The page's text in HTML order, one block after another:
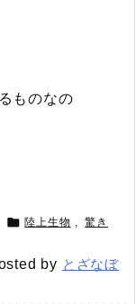
ものなの
 陸上生物 驚き
by とざなぼ